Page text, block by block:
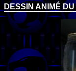
07/08/2026 - Ajout d'un
Ajout du dessin animé
17/07/2026 -Ajout d'un
Ajout du dessin animé
17/07/2026 -Ajout d'un
Ajout du dessin animé
DESSIN ANIMÉ